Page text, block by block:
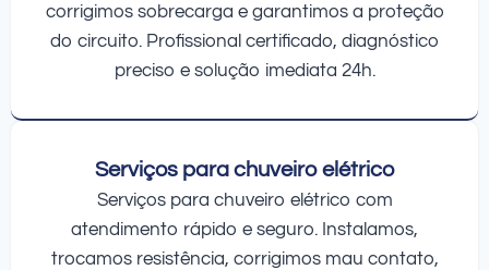
corrigimos sobrecarga e garantimos a proteção
do circuito. Profissional certificado, diagnóstico
preciso e solução imediata 24h.
Serviços para chuveiro elétrico
Serviços para chuveiro elétrico com
atendimento rápido e seguro. Instalamos,
trocamos resistência, corrigimos mau contato,